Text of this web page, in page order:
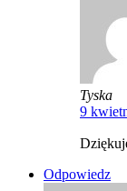
Tyska
9
Odpowiedz